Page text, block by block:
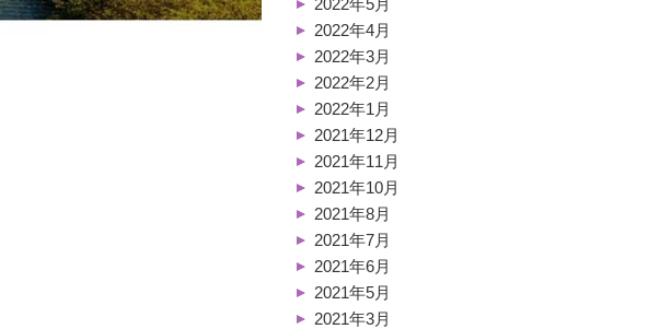
2022年5月
2022年4月
2022年3月
2022年2月
2022年1月
2021年12月
2021年11月
2021年10月
2021年8月
2021年7月
2021年6月
2021年5月
2021年3月